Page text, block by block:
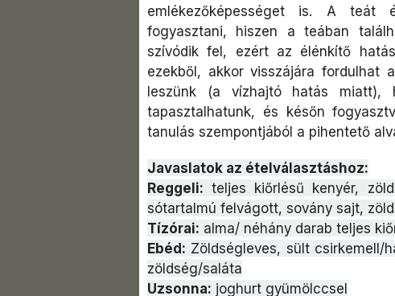
emlékezőképességet is. A teát
fogyasztani, hiszen a teában
szívódik fel, ezért az élénkítő
ezekből, akkor visszájára fordulhat
leszünk (a vízhajtó hatás miatt),
tapasztalhatunk, és későn
tanulás szempontjából a pihentető
Javaslatok az ételválasztáshoz:
Reggeli: teljes kiőrlésű kenyér,
sótartalmú felvágott, sovány sajt,
Tízórai: alma/ néhány darab teljes
Ebéd: Zöldségleves, sült csirkemell/
zöldség/saláta
Uzsonna: joghurt gyümölccsel